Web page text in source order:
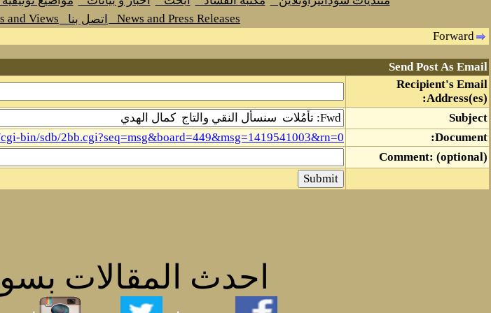
News and Press Releases
اتصل بنا and Views
Forward
Send Post As Email
Recipient's Email
Address(es):
Subject
Document:
bin/sdb/2bb.cgi?seq=msg&board=449&msg=1419541003&rn=0
Comment: (optional)
احدث المقالات